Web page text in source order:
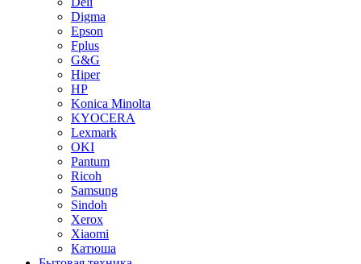
Digma
Epson
Fplus
G&G
Hiper
HP
Konica Minolta
KYOCERA
Lexmark
OKI
Pantum
Ricoh
Samsung
Sindoh
Xerox
Xiaomi
Катюша